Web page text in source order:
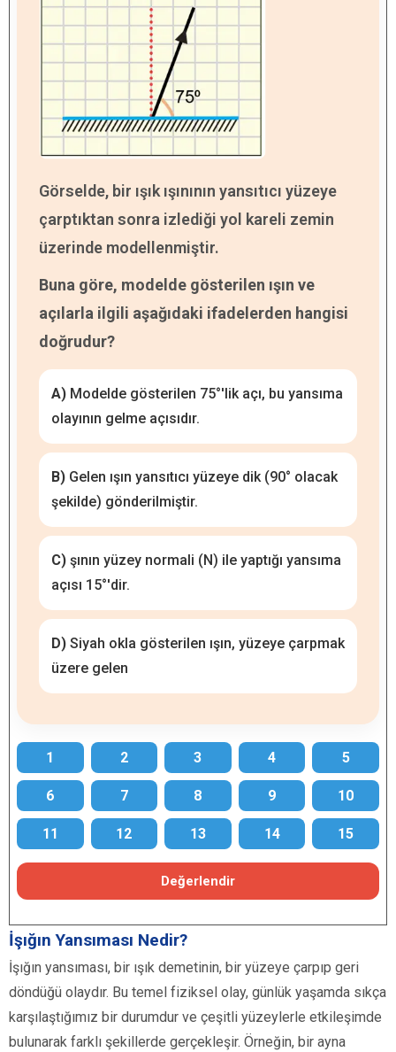
Görselde, bir ışık ışınının yansıtıcı yüzeye
çarptıktan sonra izlediği yol kareli zemin
üzerinde modellenmiştir.
Buna göre, modelde gösterilen ışın ve
açılarla ilgili aşağıdaki ifadelerden hangisi
doğrudur?
A) Modelde gösterilen 75°'lik açı, bu yansıma
olayının gelme açısıdır.
B) Gelen ışın yansıtıcı yüzeye dik (90° olacak
şekilde) gönderilmiştir.
C) şının yüzey normali (N) ile yaptığı yansıma
açısı 15°'dir.
D) Siyah okla gösterilen ışın, yüzeye çarpmak
üzere gelen
1 2 3 4 5
6 7 8 9 10
11 12 13 14 15
Değerlendir
İşığın Yansıması Nedir?
İşığın yansıması, bir ışık demetinin, bir yüzeye çarpıp geri
döndüğü olaydır. Bu temel fiziksel olay, günlük yaşamda sıkça
karşılaştığımız bir durumdur ve çeşitli yüzeylerle etkileşimde
bulunarak farklı şekillerde gerçekleşir. Örneğin, bir ayna